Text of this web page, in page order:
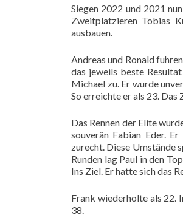
Siegen 2022 und 2021
Zweitplatzieren Tobias
ausbauen.
Andreas und Ronald
das jeweils beste
Michael zu. Er wurde
So erreichte er als 23.
Das Rennen der Elite
souverän Fabian Eder.
zurecht. Diese Umstände
Runden lag Paul in den
Ins Ziel. Er hatte sich das
Frank wiederholte als 22.
38.